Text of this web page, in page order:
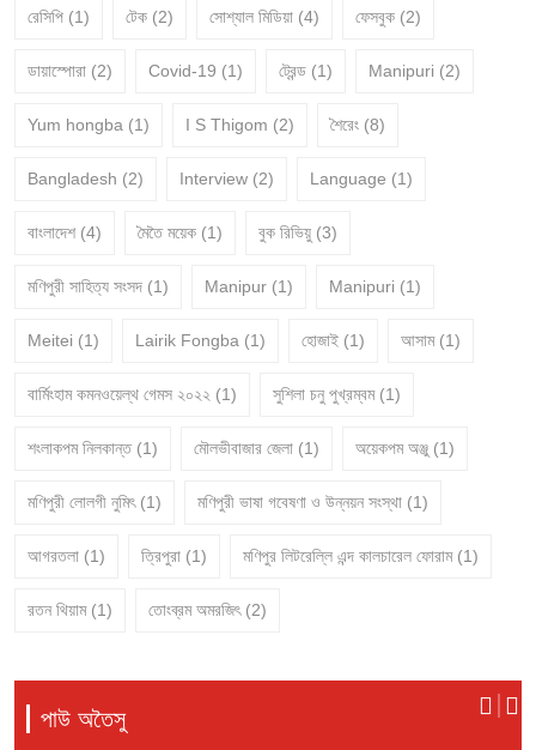
রেসিপি (1) টেক (2) সোশ্যাল মিডিয়া (4) ফেসবুক (2)
ডায়াস্পোরা (2) Covid-19 (1) ট্রেন্ড (1) Manipuri (2)
Yum hongba (1) I S Thigom (2) শৈরেং (8)
Bangladesh (2) Interview (2) Language (1)
বাংলাদেশ (4) মৈতৈ ময়েক (1) বুক রিভিয়ু (3)
মণিপুরী সাহিত্য সংসদ (1) Manipur (1) Manipuri (1)
Meitei (1) Lairik Fongba (1) হোজাই (1) আসাম (1)
বার্মিংহাম কমনওয়েল্থ গেমস ২০২২ (1) সুশিলা চনু পুখ্রম্বম (1)
শংলাকপম নিলকান্ত (1) মৌলভীবাজার জেলা (1) অয়েকপম অঞ্জু (1)
মণিপুরী লোলগী নুমিৎ (1) মণিপুরী ভাষা গবেষণা ও উন্নয়ন সংস্থা (1)
আগরতলা (1) ত্রিপুরা (1) মণিপুর লিটরেল্লি এন্দ কালচারেল ফোরাম (1)
রতন থিয়াম (1) তোংব্রম অমরজিৎ (2)
পাউ অতৈসু